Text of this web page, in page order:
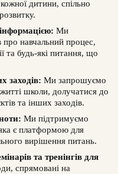
дитини, спільно
Ми
про навчальний процес,
та будь-які питання, що
заходів: Ми запрошуємо
школи, долучатися до
та інших заходів.
Ми підтримуємо
є платформою для
вирішення питань.
та тренінгів для
спрямовані на